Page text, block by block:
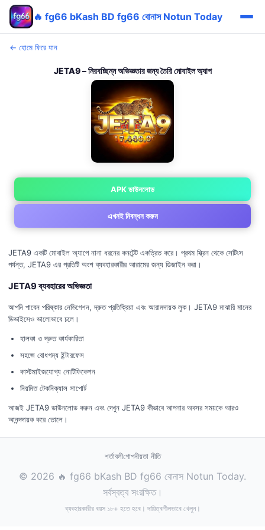
🔥 fg66 bKash BD fg66 বোনাস Notun Today
← হোমে ফিরে যান
JETA9 – নিরবচ্ছিন্ন অভিজ্ঞতার জন্য তৈরি মোবাইল অ্যাপ
APK ডাউনলোড
এখনই নিবন্ধন করুন
JETA9 একটি মোবাইল অ্যাপে নানা ধরনের কনটেন্ট একত্রিত করে। প্রথম স্ক্রিন থেকে সেটিংস
পর্যন্ত, JETA9 এর প্রতিটি অংশ ব্যবহারকারীর আরামের জন্য ডিজাইন করা।
JETA9 ব্যবহারের অভিজ্ঞতা
আপনি পাবেন পরিষ্কার নেভিগেশন, দ্রুত প্রতিক্রিয়া এবং আরামদায়ক লুক। JETA9 মাঝারি মানের
ডিভাইসেও ভালোভাবে চলে।
হালকা ও দ্রুত কার্যকারিতা
সহজে বোধগম্য ইন্টারফেস
কাস্টমাইজযোগ্য নোটিফিকেশন
নিয়মিত টেকনিক্যাল সাপোর্ট
আজই JETA9 ডাউনলোড করুন এবং দেখুন JETA9 কীভাবে আপনার অবসর সময়কে আরও
আনন্দদায়ক করে তোলে।
শর্তাবলীগোপনীয়তা নীতি
© 2026 🔥 fg66 bKash BD fg66 বোনাস Notun Today.
সর্বস্বত্ব সংরক্ষিত।
ব্যবহারকারীর বয়স ১৮+ হতে হবে। দায়িত্বশীলভাবে খেলুন।